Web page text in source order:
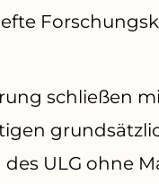
schließen
ULG ohne